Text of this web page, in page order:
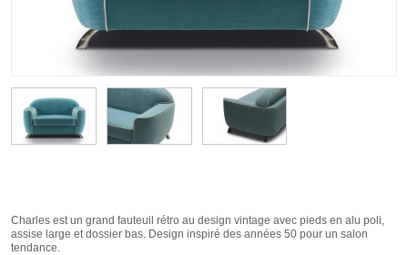
Charles est un grand fauteuil rétro au design vintage avec pieds en alu poli,
assise large et dossier bas. Design inspiré des années 50 pour un salon
tendance.